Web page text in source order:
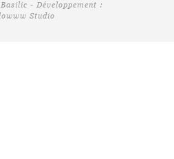
- Développement :
Studio